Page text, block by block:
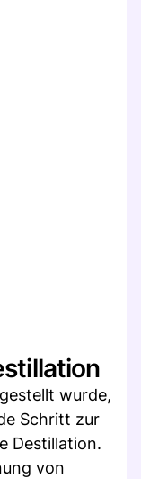
wurde,
Schritt zur
Destillation.
von